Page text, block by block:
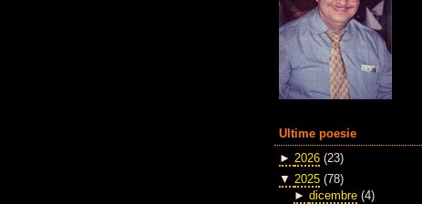
Ultime poesie
► 2026 (23)
▼ 2025 (78)
► dicembre (4)